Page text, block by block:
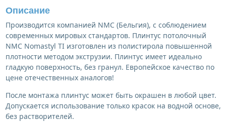
Описание
Производится компанией NMC (Бельгия), с соблюдением
современных мировых стандартов. Плинтус потолочный
NMC Nomastyl TI изготовлен из полистирола повышенной
плотности методом экструзии. Плинтус имеет идеально
гладкую поверхность, без гранул. Европейское качество по
цене отечественных аналогов!
После монтажа плинтус может быть окрашен в любой цвет.
Допускается использование только красок на водной основе,
без растворителей.